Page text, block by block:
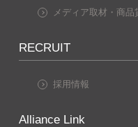
メディア取材・商品
RECRUIT
採用情報
Alliance Link